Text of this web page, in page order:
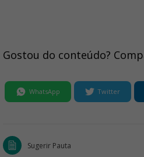
Gostou do conteúdo?
WhatsApp Twitter
Sugerir Pauta